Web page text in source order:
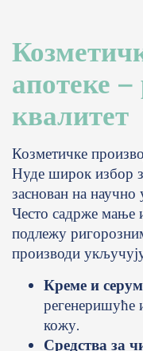
апотеке
квалитет
Козметичке
Нуде широк избор
заснован на
Често садрже мање
подлежу
производи
Креме и
регенеришуће
кожу.
Средства за